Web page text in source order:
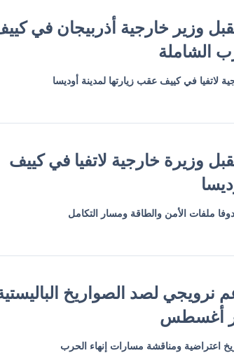
وزير خارجية أذربيجان في
الشاملة
لاتفيا في كييف عقب زيارتها لمدينة أوديسا
وزيرة خارجية لاتفيا في كييف
ملفات الأمن والطاقة ومسار التكامل
لصد الصواريخ
أغسطس
اعتراضية ومناقشة مسارات إنهاء الحرب